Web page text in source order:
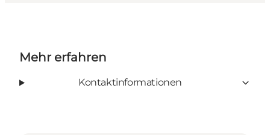
Mehr erfahren
Kontaktinformationen